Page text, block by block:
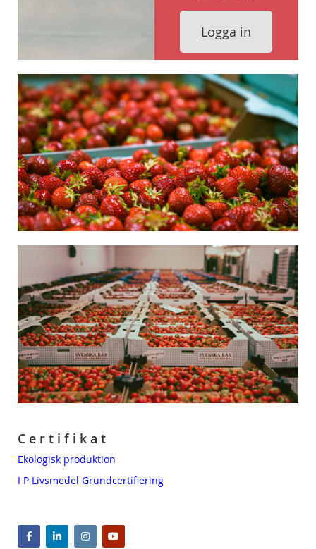
Logga in
C e r t i f i k a t
Ekologisk produktion
I P Livsmedel Grundcertifiering